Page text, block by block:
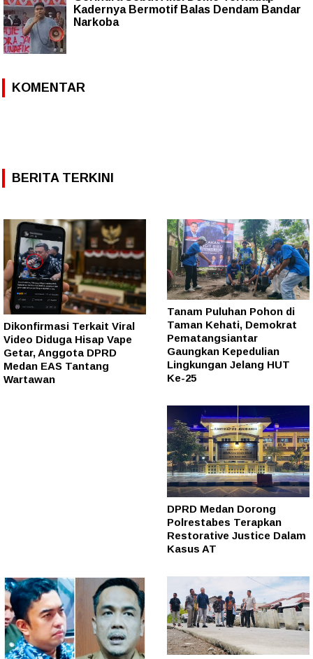
Kadernya Bermotif Balas Dendam Bandar
Narkoba
KOMENTAR
BERITA TERKINI
Dikonfirmasi Terkait Viral
Video Diduga Hisap Vape
Getar, Anggota DPRD
Medan EAS Tantang
Wartawan
Tanam Puluhan Pohon di
Taman Kehati, Demokrat
Pematangsiantar
Gaungkan Kepedulian
Lingkungan Jelang HUT
Ke-25
DPRD Medan Dorong
Polrestabes Terapkan
Restorative Justice Dalam
Kasus AT